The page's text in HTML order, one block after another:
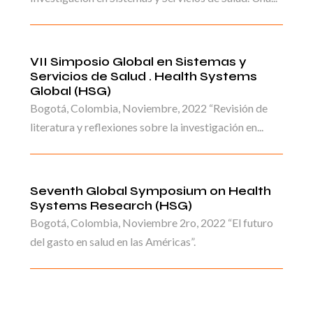
VII Simposio Global en Sistemas y
Servicios de Salud . Health Systems
Global (HSG)
Bogotá, Colombia, Noviembre, 2022 “Revisión de
literatura y reflexiones sobre la investigación en...
Seventh Global Symposium on Health
Systems Research (HSG)
Bogotá, Colombia, Noviembre 2ro, 2022 “El futuro
del gasto en salud en las Américas”.